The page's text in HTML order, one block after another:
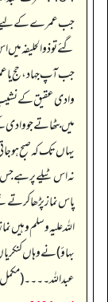
جب عمرے کے لیے
گئے تو ذوالحلیفہ
جب آپ جہاد، حج
وادی عقیق کے نشیب
میں بٹھاتے جو
یہاں تک کہ صبح ہو
نہ اس ٹیلے پر ہے جس
پاس نماز پڑھا
اللہ علیہ وسلم
بہاؤ) نے وہاں
عبداللہ۔۔۔۔